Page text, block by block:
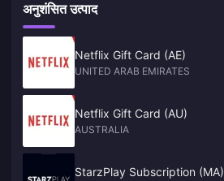
अनुशंसित उत्पाद
Netflix Gift Card (AE)
UNITED ARAB EMIRATES
Netflix Gift Card (AU)
AUSTRALIA
StarzPlay Subscription (MA)